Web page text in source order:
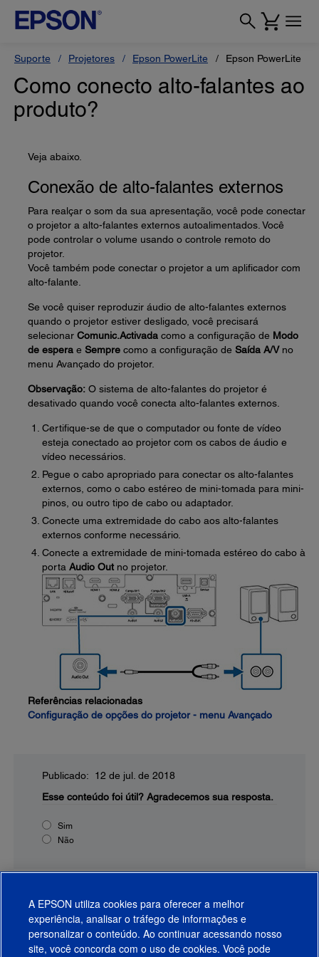
Suporte Projetores Epson PowerLite Epson PowerLite
Como conecto alto-falantes ao
produto?
Veja abaixo.
Conexão de alto-falantes externos
Para realçar o som da sua apresentação, você pode conectar
o projetor a alto-falantes externos autoalimentados. Você
pode controlar o volume usando o controle remoto do
projetor.
Você também pode conectar o projetor a um aplificador com
alto-falante.
Se você quiser reproduzir áudio de alto-falantes externos
quando o projetor estiver desligado, você precisará
selecionar Comunic.Activada como a configuração de Modo
de espera e Sempre como a configuração de Saída A/Vno
menu Avançado do projetor.
Observação: O sistema de alto-falantes do projetor é
desativado quando você conecta alto-falantes externos.
Certifique-se de que o computador ou fonte de vídeo
esteja conectado ao projetor com os cabos de áudio e
vídeo necessários.
Pegue o cabo apropriado para conectar os alto-falantes
externos, como o cabo estéreo de mini-tomada para mini-
pinos, ou outro tipo de cabo ou adaptador.
Conecte uma extremidade do cabo aos alto-falantes
externos conforme necessário.
Conecte a extremidade de mini-tomada estéreo do cabo à
porta Audio Out no projetor.
Referências relacionadas
Configuração de opções do projetor - menu Avançado
Publicado: 12 de jul. de 2018
Esse conteúdo foi útil? Agradecemos sua resposta.
Sim
Não
A EPSON utiliza cookies para oferecer a melhor
experiência, analisar o tráfego de informações e
personalizar o conteúdo. Ao continuar acessando nosso
site, você concorda com o uso de cookies. Você pode